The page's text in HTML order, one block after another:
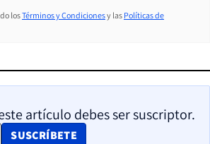
losTérminos y Condicionesy las Políticas de
artículo debes ser suscriptor.
SUSCRÍBETE
OPENS IN NEW WINDOW